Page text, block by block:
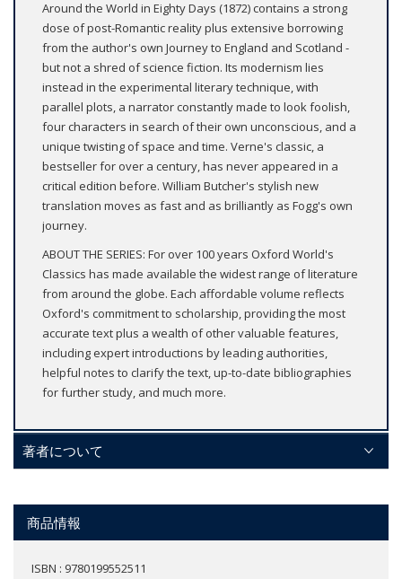
Around the World in Eighty Days (1872) contains a strong
dose of post-Romantic reality plus extensive borrowing
from the author's own Journey to England and Scotland -
but not a shred of science fiction. Its modernism lies
instead in the experimental literary technique, with
parallel plots, a narrator constantly made to look foolish,
four characters in search of their own unconscious, and a
unique twisting of space and time. Verne's classic, a
bestseller for over a century, has never appeared in a
critical edition before. William Butcher's stylish new
translation moves as fast and as brilliantly as Fogg's own
journey.
ABOUT THE SERIES: For over 100 years Oxford World's
Classics has made available the widest range of literature
from around the globe. Each affordable volume reflects
Oxford's commitment to scholarship, providing the most
accurate text plus a wealth of other valuable features,
including expert introductions by leading authorities,
helpful notes to clarify the text, up-to-date bibliographies
for further study, and much more.
著者について
商品情報
ISBN : 9780199552511